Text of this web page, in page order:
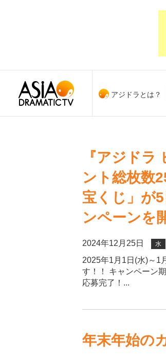
アジドラとは？
『アジド
ント総枚数
宝くじ」が
ンペーンを
2024年12月25日 水
2025年1月1日(水)～1
す！！ キャンペーン
応募完了！...
年末年始の